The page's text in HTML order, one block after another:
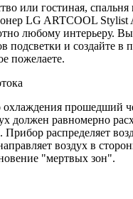
или гостиная, спальня
LG ARTCOOL
любому интерьеру.
подсветки и создайте в
пожелаете.
охлаждения прошедший
должен равномерно
распределяет
воздух в
"мертвых зон".